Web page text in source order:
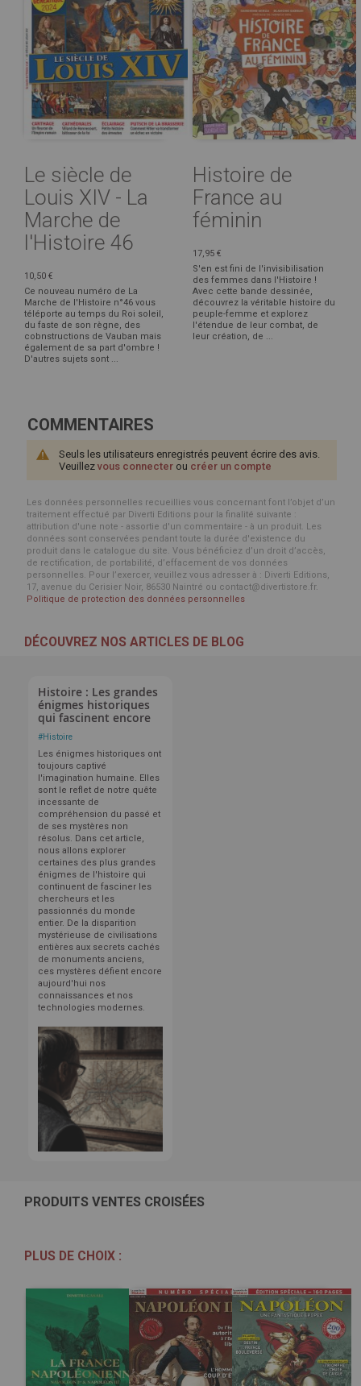
Le siècle de
Louis XIV - La
Marche de
l'Histoire 46
10,50 €
Ce nouveau numéro de La
Marche de l'Histoire n°46 vous
téléporte au temps du Roi soleil,
du faste de son règne, des
cobnstructions de Vauban mais
également de sa part d'ombre !
D'autres sujets sont ...
Histoire de
France au
féminin
17,95 €
S'en est fini de l'invisibilisation
des femmes dans l'Histoire !
Avec cette bande dessinée,
découvrez la véritable histoire du
peuple-femme et explorez
l'étendue de leur combat, de
leur création, de ...
COMMENTAIRES
Seuls les utilisateurs enregistrés peuvent écrire des avis.
Veuillez vous connecter ou créer un compte
Les données personnelles recueillies vous concernant font l’objet d’un
traitement effectué par Diverti Editions pour la finalité suivante :
attribution d'une note - assortie d'un commentaire - à un produit. Les
données sont conservées pendant toute la durée d'existence du
produit dans le catalogue du site. Vous bénéficiez d’un droit d’accès,
de rectification, de portabilité, d’effacement de vos données
personnelles. Pour l’exercer, veuillez vous adresser à : Diverti Editions,
17, avenue du Cerisier Noir, 86530 Naintré ou contact@divertistore.fr.
Politique de protection des données personnelles
DÉCOUVREZ NOS ARTICLES DE BLOG
Histoire : Les grandes
énigmes historiques
qui fascinent encore
#Histoire
Les énigmes historiques ont
toujours captivé
l'imagination humaine. Elles
sont le reflet de notre quête
incessante de
compréhension du passé et
de ses mystères non
résolus. Dans cet article,
nous allons explorer
certaines des plus grandes
énigmes de l'histoire qui
continuent de fasciner les
chercheurs et les
passionnés du monde
entier. De la disparition
mystérieuse de civilisations
entières aux secrets cachés
de monuments anciens,
ces mystères défient encore
aujourd'hui nos
connaissances et nos
technologies modernes.
PRODUITS VENTES CROISÉES
PLUS DE CHOIX :